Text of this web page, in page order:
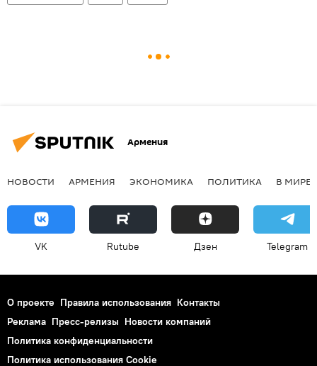
Армения
НОВОСТИ АРМЕНИЯ ЭКОНОМИКА ПОЛИТИКА В МИРЕ
VK Rutube Дзен Telegram
О проекте Правила использования Контакты
Реклама Пресс-релизы Новости компаний
Политика конфиденциальности
Политика использования Cookie